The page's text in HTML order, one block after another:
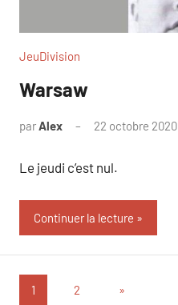
JeuDivision
Warsaw
parAlex 22 octobre 2020
Le jeudi c’est nul.
Continuer la lecture
Navigation
1 2
Articles
»